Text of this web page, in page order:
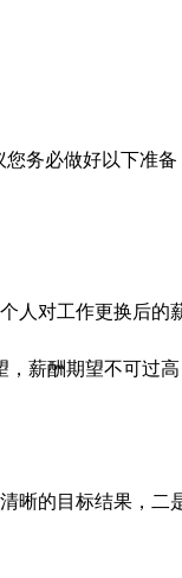
务必做好以下准备
人对工作更换后的
薪酬期望不可过
晰的目标结果，二